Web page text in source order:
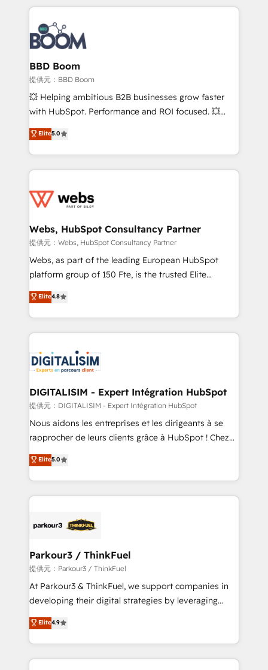
100+ intégrations CRM HubSpot réussies - 40
experts conseil - 150 certifications HubSpot
cumulées
builds scalable strategies that drive long-term
revenue. ⚙️ HubSpot Integration & Optimization •
Seamless CRM, CMS, and automation setup •
Complex platform migrations and data cleanups •
Custom APIs and third-party integrations 📈 End-to-
End Revenue Acceleration • Lifecycle marketing and
pipeline growth programs • Sales enablement tools
and CRM optimization • Retention strategies with
Execution • 750+ onboardings and 2,000+
implementations • Deep expertise across marketing,
BBD Boom
提供元：BBD Boom
💥 Helping ambitious B2B businesses grow faster
with HubSpot. Performance and ROI focused. 💥
BBD Boom is the HubSpot partner that can help you
to HubSpot Better. We work with your teams to
solve all your HubSpot challenges and improve user
adoption, sales process and marketing results.
the first time 🔧 Designing and optimising your
and build using HubSpot 🔌 Integrating HubSpot
with other systems 🎓 Training your teams to be
HubSpot pros 📊 Lead generation services using
HubSpot Why us? - SIX HubSpot Accreditations -
CRM, Solutions Architecture, Onboarding , Data
Migration, Custom Integration & Platform
team of 25+ experts Contact us today to help you
get more from your investment in HubSpot.
Elite5.0
Webs, HubSpot Consultancy Partner
提供元：Webs, HubSpot Consultancy Partner
Webs, as part of the leading European HubSpot
platform group of 150 Fte, is the trusted Elite
HubSpot CRM Partner offering you a roadmap on
maximizing EBITDA and achieving Commercial
Excellence. With our targeted processes, we
strengthen your digital transformation and minimize
Implementation partner, we provide expertise to
drive your business forward. Since 2015 we are fully
dedicated to HubSpot and with an experienced
team (50+), we work with reputable companies in
B2B sectors such as manufacturing, SaaS and
business services. We prepare a customized
impact of your digital transformation, including a
detailed financial rationale with a focus on ROI and
embark on a transformational journey that sets your
business up for long-term success. Unlock your
Elite4.8
DIGITALISIM - Expert Intégration HubSpot
提供元：DIGITALISIM - Expert Intégration HubSpot
Nous aidons les entreprises et les dirigeants à se
rapprocher de leurs clients grâce à HubSpot ! Chez
DIGITALISIM, nous avons l'intime conviction que la
réussite des entreprises passe par l’innovation web,
le marketing digital, et la relation client ! C'est
pourquoi, nos experts sont à la fois capables de
référencement, votre stratégie digitale et le pilotage
projet HubSpot avec DIGITALISIM : 🧽 Nettoyage,
migration et intégration des bases de données. 🚀
Développement des interfaces avec vos logiciels
métiers ⚙️ Configuration de la plateforme HubSpot
Book Process & Guidelines utilisateurs 🎓
Formations des utilisateurs
Elite5.0
Parkour3 / ThinkFuel
提供元：Parkour3 / ThinkFuel
At Parkour3 & ThinkFuel, we support companies in
developing their digital strategies by leveraging
technologies and automating their marketing and
sales processes to generate growth. Our offer spans
from Strategy to Operations. We specialize in CRM
onboarding and implementation, web design, sales
Elite4.9